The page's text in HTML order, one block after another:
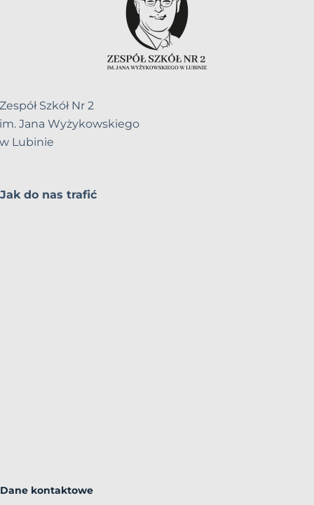
Zespół Szkół Nr 2
im. Jana Wyżykowskiego
w Lubinie
Jak do nas trafić
Dane kontaktowe